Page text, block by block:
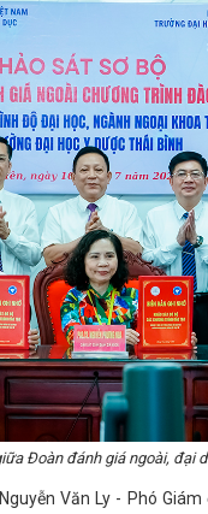
Đoàn đánh giá ngoài, đại
Văn Ly - Phó